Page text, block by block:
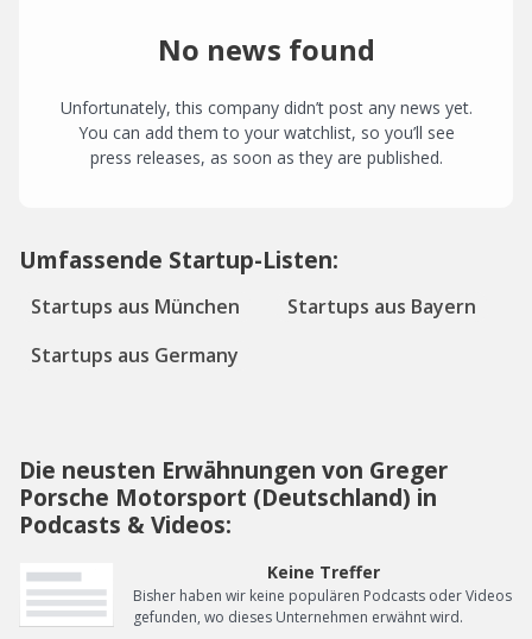
No news found
Unfortunately, this company didn’t post any news yet.
You can add them to your watchlist, so you’ll see
press releases, as soon as they are published.
Umfassende Startup-Listen:
Startups aus München
Startups aus Bayern
Startups aus Germany
Die neusten Erwähnungen von Greger
Porsche Motorsport (Deutschland) in
Podcasts & Videos:
Keine Treffer
Bisher haben wir keine populären Podcasts oder Videos
gefunden, wo dieses Unternehmen erwähnt wird.